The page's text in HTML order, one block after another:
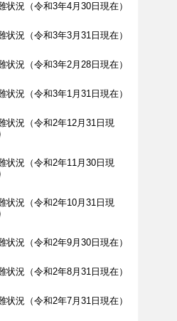
状況（令和3年4月30日現在）
状況（令和3年3月31日現在）
状況（令和3年2月28日現在）
状況（令和3年1月31日現在）
状況（令和2年12月31日現
状況（令和2年11月30日現
状況（令和2年10月31日現
状況（令和2年9月30日現在）
状況（令和2年8月31日現在）
状況（令和2年7月31日現在）